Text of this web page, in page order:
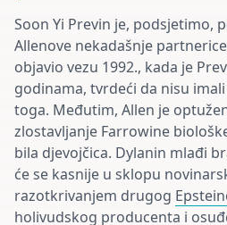
Soon Yi Previn je, podsjetimo,
Allenove nekadašnje partnerice
objavio vezu 1992., kada je
godinama, tvrdeći da nisu
toga. Međutim, Allen je
zlostavljanje Farrowine
bila djevojčica. Dylanin mlađi
će se kasnije u sklopu
razotkrivanjem drugog
holivudskog producenta i